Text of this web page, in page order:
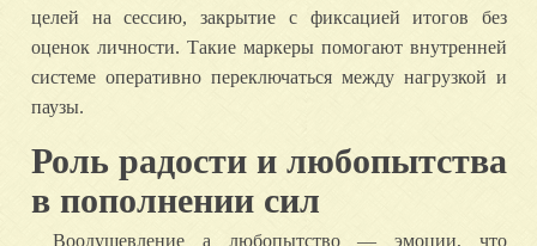
целей на сессию, закрытие с фиксацией итогов без
оценок личности. Такие маркеры помогают внутренней
системе оперативно переключаться между нагрузкой и
паузы.
Роль радости и любопытства
в пополнении сил
Воодушевление а любопытство — эмоции, что